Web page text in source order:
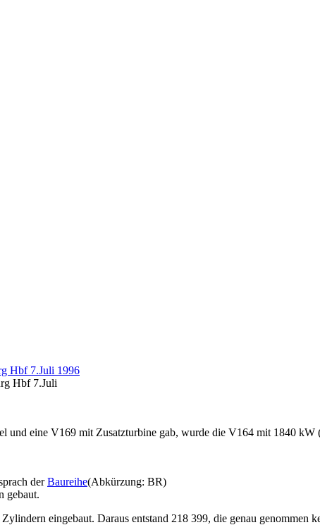
Hbf 7.Juli
und eine V169 mit Zusatzturbine gab, wurde die V164 mit 1840 kW
derBaureihe(Abkürzung: BR)
gebaut.
eingebaut. Daraus entstand 218 399, die genau genommen